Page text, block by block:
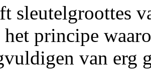
sleutelgroottes
principe
van erg